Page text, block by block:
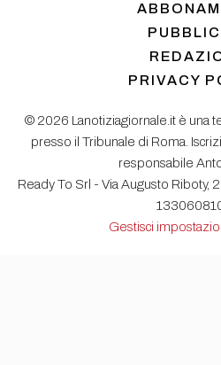
PRIVACY
© 2026 Lanotiziagiornale.it è una
presso il Tribunale di Roma.
responsabile
Ready To Srl - Via Augusto Riboty,
Gestisci